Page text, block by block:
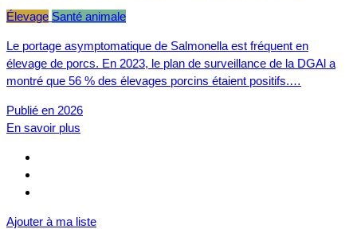
Élevage Santé animale
Le portage asymptomatique de Salmonella est fréquent en
élevage de porcs. En 2023, le plan de surveillance de la DGAl a
montré que 56 % des élevages porcins étaient positifs.…
Publié en 2026
En savoir plus
Ajouter à ma liste